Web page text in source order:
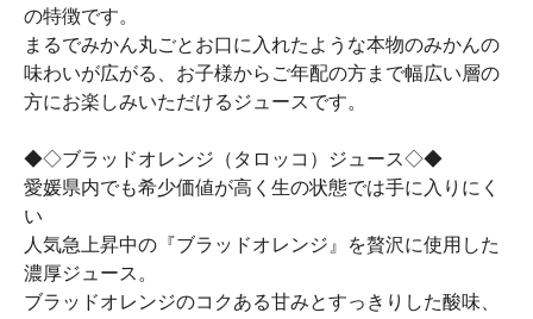
の特徴です。
まるでみかん丸ごとお口に入れたような本物のみかんの
味わいが広がる、お子様からご年配の方まで幅広い層の
方にお楽しみいただけるジュースです。
◆◇ブラッドオレンジ（タロッコ）ジュース◇◆
愛媛県内でも希少価値が高く生の状態では手に入りにく
い
人気急上昇中の『ブラッドオレンジ』を贅沢に使用した
濃厚ジュース。
ブラッドオレンジのコクある甘みとすっきりした酸味、